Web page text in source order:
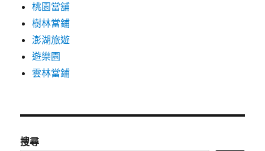
桃園當舖
樹林當鋪
澎湖旅遊
遊樂園
雲林當鋪
搜尋